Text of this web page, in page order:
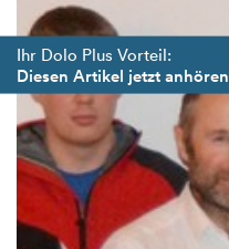
Ihr Dolo Plus Vorteil:
Diesen Artikel jetzt anhören